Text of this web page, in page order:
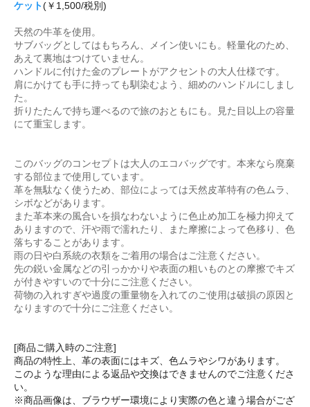
ケット(￥1,500/税別)
天然の牛革を使用。
サブバッグとしてはもちろん、メイン使いにも。軽量化のため、
あえて裏地はつけていません。
ハンドルに付けた金のプレートがアクセントの大人仕様です。
肩にかけても手に持っても馴染むよう、細めのハンドルにしまし
た。
折りたたんで持ち運べるので旅のおともにも。見た目以上の容量
にて重宝します。
このバッグのコンセプトは大人のエコバッグです。本来なら廃棄
する部位まで使用しています。
革を無駄なく使うため、部位によっては天然皮革特有の色ムラ、
シボなどがあります。
また革本来の風合いを損なわないように色止め加工を極力抑えて
ありますので、汗や雨で濡れたり、また摩擦によって色移り、色
落ちすることがあります。
雨の日や白系統の衣類をご着用の場合はご注意ください。
先の鋭い金属などの引っかかりや表面の粗いものとの摩擦でキズ
が付きやすいので十分にご注意ください。
荷物の入れすぎや過度の重量物を入れてのご使用は破損の原因と
なりますので十分にご注意ください。
[商品ご購入時のご注意]
商品の特性上、革の表面にはキズ、色ムラやシワがあります。
このような理由による返品や交換はできませんのでご注意くださ
い。
※商品画像は、ブラウザー環境により実際の色と違う場合がござ